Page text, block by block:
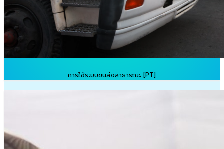
การใช้ระบบขนส่งสาธารณะ [PT]